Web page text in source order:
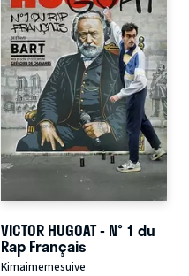
VICTOR HUGOAT - N° 1 du
Rap Français
Kimaimemesuive